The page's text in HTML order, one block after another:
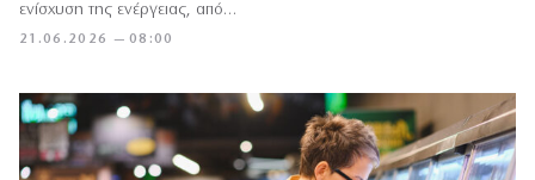
21.06.2026 — 08:00
ενίσχυση της ενέργειας, από…